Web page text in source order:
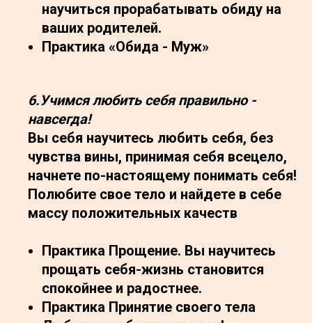
научиться прорабатывать обиду на
ваших родителей.
Практика «Обида - Муж»
6.Учимся любить себя правильно -
навсегда!
Вы себя научитесь любить себя, без
чувства вины, принимая себя всецело,
начнете по-настоящему понимать себя!
Полюбите свое тело и найдете в себе
массу положительных качеств
Практика Прощение. Вы научитесь
прощать себя-жизнь становится
спокойнее и радостнее.
Практика Принятие своего тела